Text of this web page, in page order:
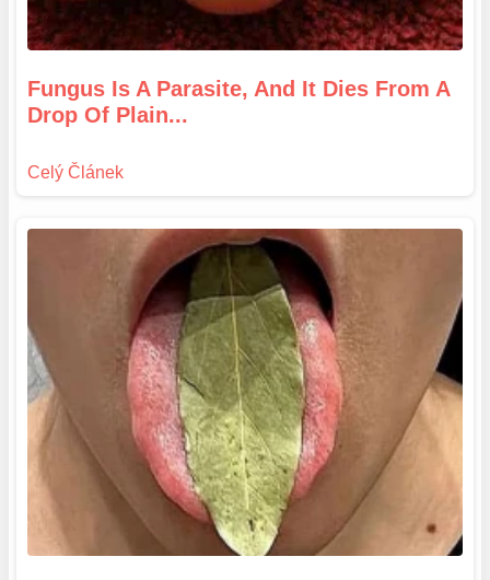
Fungus Is A Parasite, And It Dies From A
Drop Of Plain...